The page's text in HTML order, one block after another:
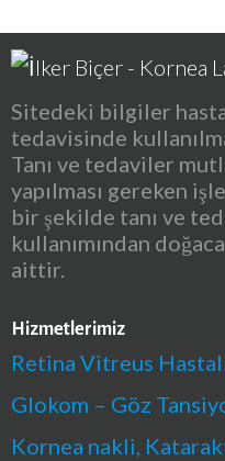
Sitedeki bilgiler
tedavisinde
Tanı ve tedaviler
yapılması gereken
bir şekilde tanı ve
kullanımından
aittir.
Hizmetlerimiz
Retina Vitreus
Glokom – Göz
Kornea nakli,